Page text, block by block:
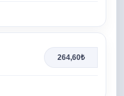
264,60₺